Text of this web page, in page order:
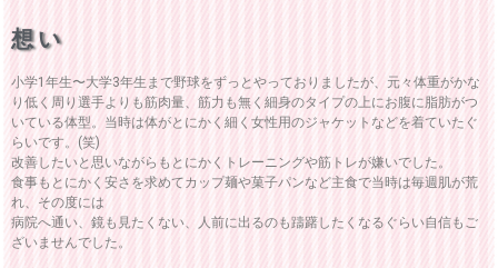
想い
小学1年生〜大学3年生まで野球をずっとやっておりましたが、元々体重がかな
り低く周り選手よりも筋肉量、筋力も無く細身のタイプの上にお腹に脂肪がつ
いている体型。当時は体がとにかく細く女性用のジャケットなどを着ていたぐ
らいです。(笑)
改善したいと思いながらもとにかくトレーニングや筋トレが嫌いでした。
食事もとにかく安さを求めてカップ麺や菓子パンなど主食で当時は毎週肌が荒
れ、その度には
病院へ通い、鏡も見たくない、人前に出るのも躊躇したくなるぐらい自信もご
ざいませんでした。